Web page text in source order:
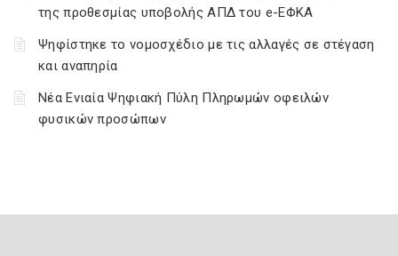
της προθεσμίας υποβολής ΑΠΔ του e-ΕΦΚΑ
Ψηφίστηκε το νομοσχέδιο με τις αλλαγές σε στέγαση
και αναπηρία
Νέα Ενιαία Ψηφιακή Πύλη Πληρωμών οφειλών
φυσικών προσώπων